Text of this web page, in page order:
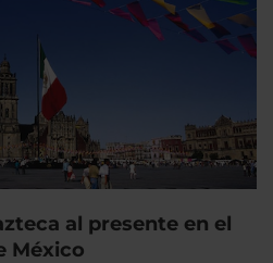
al presente en el
México